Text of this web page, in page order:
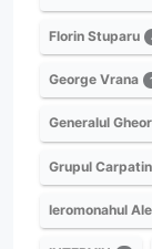
Florin Stuparu
George Vrana
Generalul
Grupul Carpatin
Ieromonahul